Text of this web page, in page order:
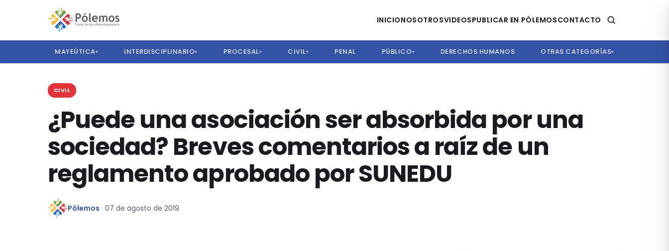
INICIONOSOTROSVIDEOSPUBLICAR EN PÓLEMOSCONTACTO
MAYEÚTICA▾ INTERDISCIPLINARIO▾ PROCESAL▾ CIVIL▾ PENAL PÚBLICO▾ DERECHOS HUMANOS OTRAS CATEGORÍAS▾
CIVIL
¿Puede una asociación ser absorbida por una
sociedad? Breves comentarios a raíz de un
reglamento aprobado por SUNEDU
Pólemos 07 de agosto de 2019